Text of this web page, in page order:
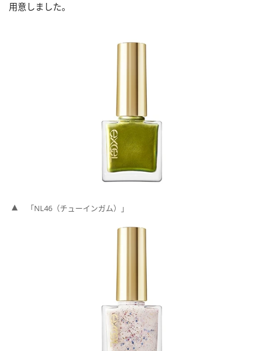
用意しました。
「NL46（チューインガム）」